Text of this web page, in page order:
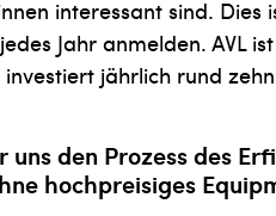
interessant sind.
Jahr anmelden. AVL
jährlich rund
uns den Prozess des
hochpreisiges